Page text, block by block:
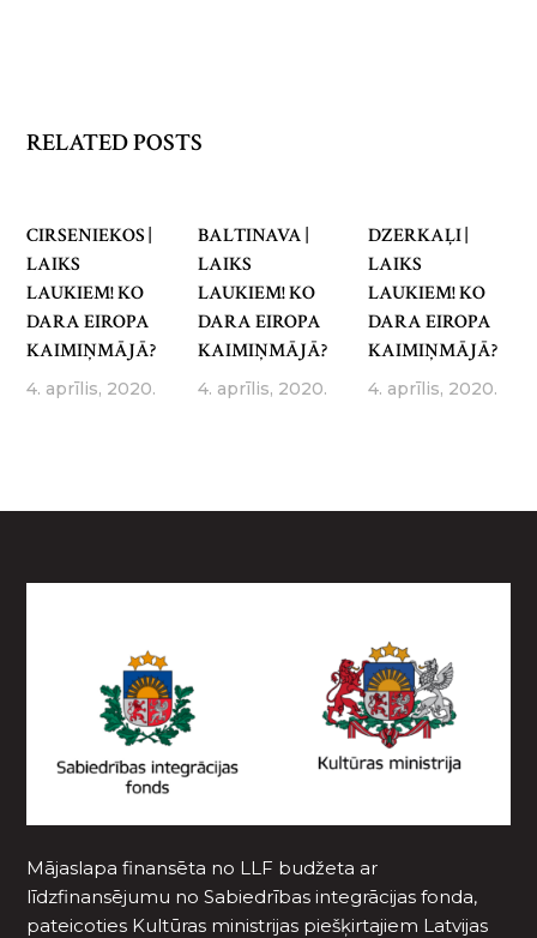
RELATED POSTS
CIRSENIEKOS |
LAIKS
LAUKIEM! KO
DARA EIROPA
KAIMIŅMĀJĀ?
4. aprīlis, 2020.
BALTINAVA |
LAIKS
LAUKIEM! KO
DARA EIROPA
KAIMIŅMĀJĀ?
4. aprīlis, 2020.
DZERKAĻI |
LAIKS
LAUKIEM! KO
DARA EIROPA
KAIMIŅMĀJĀ?
4. aprīlis, 2020.
Mājaslapa finansēta no LLF budžeta ar
līdzfinansējumu no Sabiedrības integrācijas fonda,
pateicoties Kultūras ministrijas piešķirtajiem Latvijas